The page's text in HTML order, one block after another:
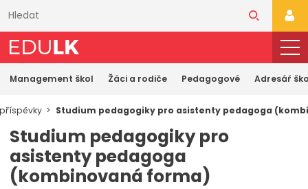
obsahu
Management škol Žáci a rodiče Pedagogové Adresář
Studium pedagogiky pro asistenty pedagoga
Studium pedagogiky pro
asistenty pedagoga
(kombinovaná forma)